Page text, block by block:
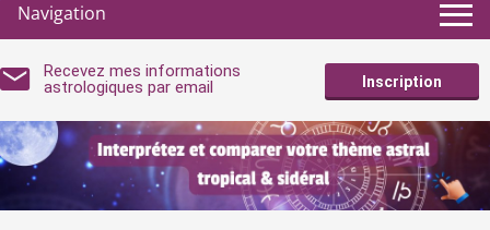
Navigation
Recevez mes informations
astrologiques par email
Inscription